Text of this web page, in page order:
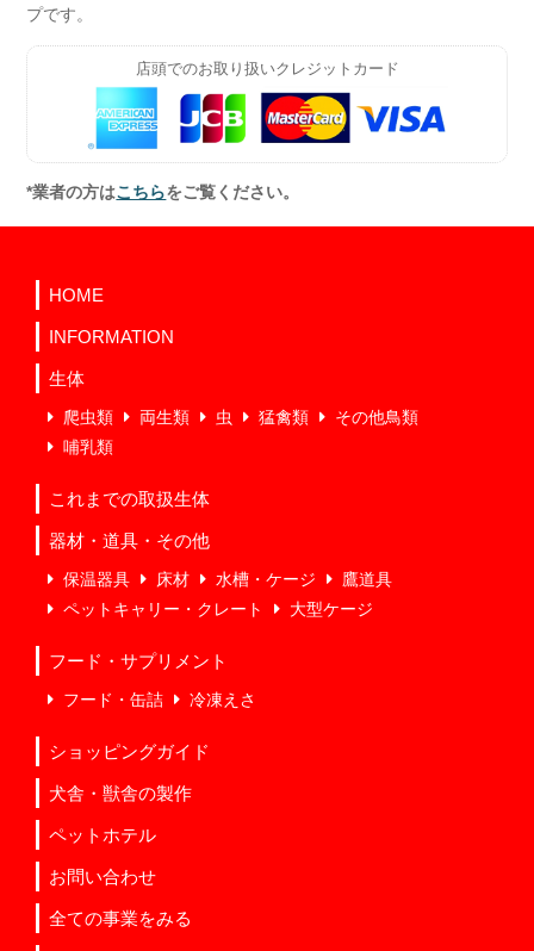
プです。
店頭でのお取り扱いクレジットカード
*業者の方はこちらをご覧ください。
HOME
INFORMATION
生体
爬虫類 両生類 虫 猛禽類
その他鳥類
哺乳類
これまでの取扱生体
器材・道具・その他
保温器具 床材 水槽・ケージ
鷹道具
ペットキャリー・クレート
大型ケージ
フード・サプリメント
フード・缶詰 冷凍えさ
ショッピングガイド
犬舎・獣舎の製作
ペットホテル
お問い合わせ
全ての事業をみる